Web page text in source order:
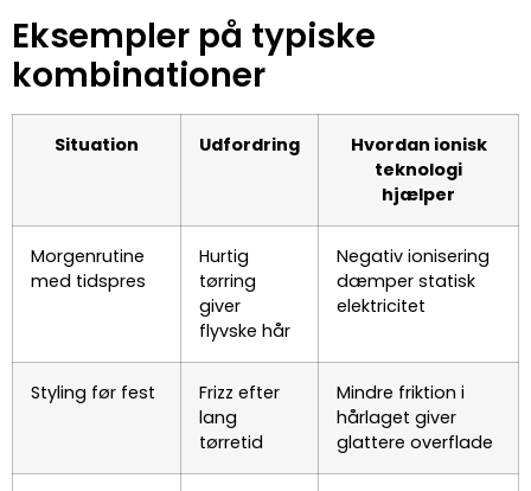
Eksempler på typiske
kombinationer
Situation Udfordring
Hvordan ionisk
teknologi
hjælper
Morgenrutine
med tidspres
Hurtig
tørring
giver
flyvske hår
Negativ ionisering
dæmper statisk
elektricitet
Styling før fest
Frizz efter
lang
tørretid
Mindre friktion i
hårlaget giver
glattere overflade